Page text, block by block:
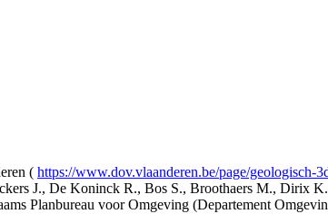
( https://www.dov.vlaanderen.be/page/geologisch-
J., De Koninck R., Bos S., Broothaers M., Dirix
Planbureau voor Omgeving (Departement